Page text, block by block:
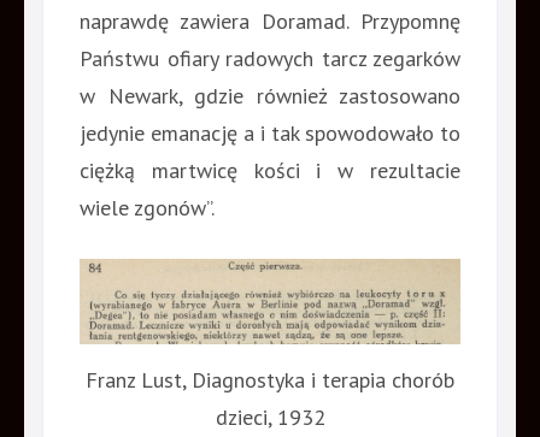
naprawdę zawiera Doramad. Przypomnę
Państwu ofiary radowych tarcz zegarków
w Newark, gdzie również zastosowano
jedynie emanację a i tak spowodowało to
ciężką martwicę kości i w rezultacie
wiele zgonów”.
Franz Lust, Diagnostyka i terapia chorób
dzieci, 1932